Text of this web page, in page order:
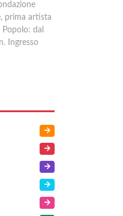
prima artista
dal
Ingresso